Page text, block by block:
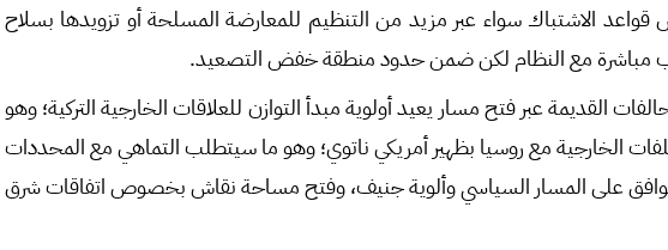
الاشتباك سواء عبر مزيد من التنظيم للمعارضة المسلحة أو تزويدها بسلاح
مباشرة مع النظام لكن ضمن حدود منطقة خفض التصعيد.
القديمة عبر فتح مسار يعيد أولوية مبدأ التوازن للعلاقات الخارجية التركية؛ وهو
الخارجية مع روسيا بظهير أمريكي ناتوي؛ وهو ما سيتطلب التماهي مع المحددات
على المسار السياسي وألوية جنيف، وفتح مساحة نقاش بخصوص اتفاقات شرق